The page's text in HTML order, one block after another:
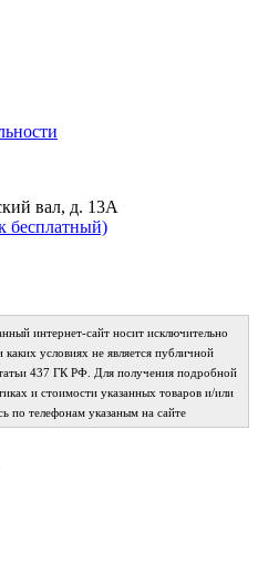
вал, д. 13А
бесплатный)
интернет-сайт носит исключительно
условиях не является публичной
437 ГК РФ. Для получения подробной
и стоимости указанных товаров и/или
по телефонам указаным на сайте